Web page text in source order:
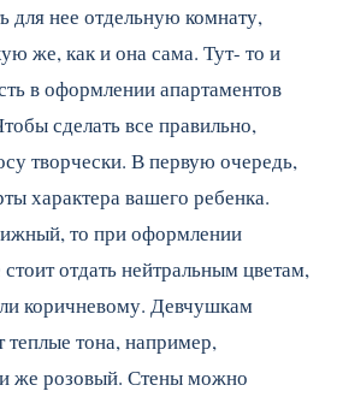
для нее отдельную комнату,
же, как и она сама. Тут- то и
в оформлении апартаментов
сделать все правильно,
творчески. В первую очередь,
характера вашего ребенка.
то при оформлении
отдать нейтральным цветам,
коричневому. Девчушкам
тона, например,
же розовый. Стены можно